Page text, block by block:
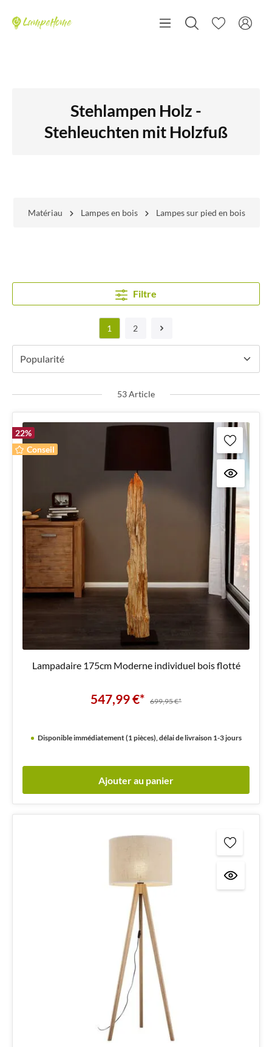
Stehlampen Holz -
Stehleuchten mit Holzfuß
Matériau Lampes en bois Lampes sur pied en bois
Filtre
1 2
53 Article
22%
Conseil
Lampadaire 175cm Moderne individuel bois flotté
547,99 €* 699,95 €*
Disponible immédiatement (1 pièces), délai de livraison 1-3 jours
Ajouter au panier